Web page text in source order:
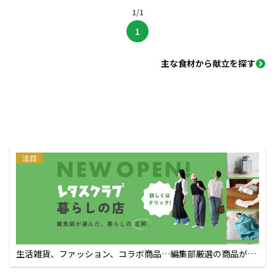
1/1
1
主な食材から献立を探す
注目
生活雑貨、ファッション、コラボ商品…編集部厳選の商品が買
えるECサイト